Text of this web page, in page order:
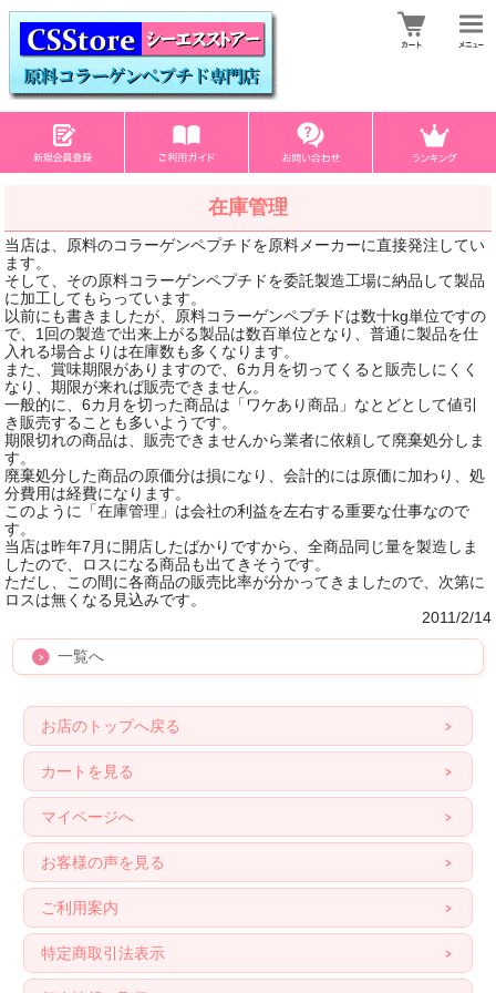
在庫管理
当店は、原料のコラーゲンペプチドを原料メーカーに直接発注してい
ます。
そして、その原料コラーゲンペプチドを委託製造工場に納品して製品
に加工してもらっています。
以前にも書きましたが、原料コラーゲンペプチドは数十kg単位ですの
で、1回の製造で出来上がる製品は数百単位となり、普通に製品を仕
入れる場合よりは在庫数も多くなります。
また、賞味期限がありますので、6カ月を切ってくると販売しにくく
なり、期限が来れば販売できません。
一般的に、6カ月を切った商品は「ワケあり商品」なとどとして値引
き販売することも多いようです。
期限切れの商品は、販売できませんから業者に依頼して廃棄処分しま
す。
廃棄処分した商品の原価分は損になり、会計的には原価に加わり、処
分費用は経費になります。
このように「在庫管理」は会社の利益を左右する重要な仕事なので
す。
当店は昨年7月に開店したばかりですから、全商品同じ量を製造しま
したので、ロスになる商品も出てきそうです。
ただし、この間に各商品の販売比率が分かってきましたので、次第に
ロスは無くなる見込みです。
2011/2/14
一覧へ
お店のトップへ戻る
カートを見る
マイページへ
お客様の声を見る
ご利用案内
特定商取引法表示